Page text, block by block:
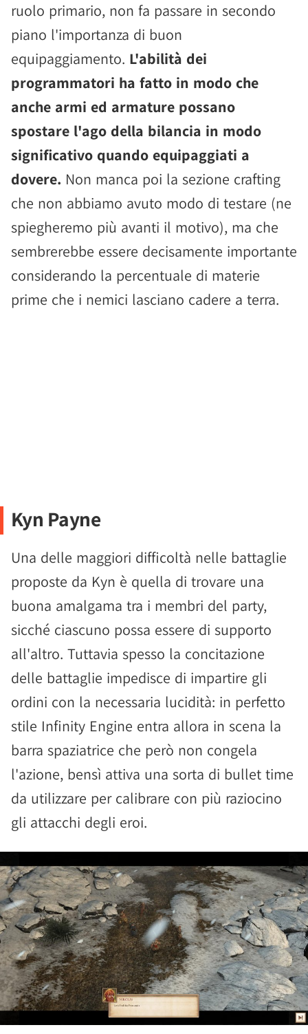
ruolo primario, non fa passare in secondo
piano l'importanza di buon
equipaggiamento. L'abilità dei
programmatori ha fatto in modo che
anche armi ed armature possano
spostare l'ago della bilancia in modo
significativo quando equipaggiati a
dovere. Non manca poi la sezione crafting
che non abbiamo avuto modo di testare (ne
spiegheremo più avanti il motivo), ma che
sembrerebbe essere decisamente importante
considerando la percentuale di materie
prime che i nemici lasciano cadere a terra.
Kyn Payne
Una delle maggiori difficoltà nelle battaglie
proposte da Kyn è quella di trovare una
buona amalgama tra i membri del party,
sicché ciascuno possa essere di supporto
all'altro. Tuttavia spesso la concitazione
delle battaglie impedisce di impartire gli
ordini con la necessaria lucidità: in perfetto
stile Infinity Engine entra allora in scena la
barra spaziatrice che però non congela
l'azione, bensì attiva una sorta di bullet time
da utilizzare per calibrare con più raziocino
gli attacchi degli eroi.